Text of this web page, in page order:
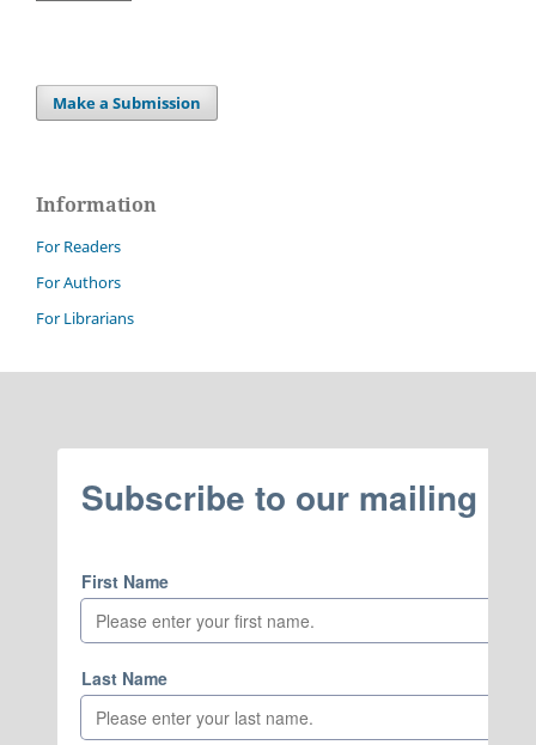
Make a Submission
Information
For Readers
For Authors
For Librarians